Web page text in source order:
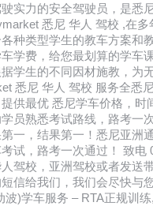
实力的安全驾驶员，是悉
悉尼 华人 驾校 ,在
种类型学生的教车方案和
学费，给您最划算的学车
学生的不同因材施教，为
悉尼 华人 驾校 服务全悉
供最优 悉尼学车价格，时
员熟悉考试路线，路考一
一，结果第一！悉尼亚洲
试，路考一次通过！ 致电
驾校，亚洲驾校或者发送
信给我们，我们会尽快与
波)学车服务 – RTA正规训